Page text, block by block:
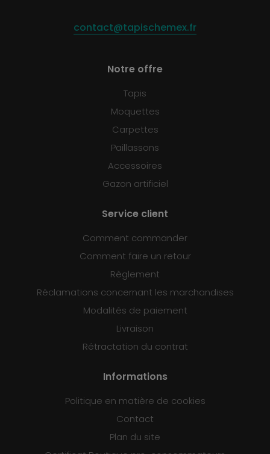
contact@tapischemex.fr
Notre offre
Tapis
Moquettes
Carpettes
Paillassons
Accessoires
Gazon artificiel
Service client
Comment commander
Comment faire un retour
Règlement
Réclamations concernant les marchandises
Modalités de paiement
Livraison
Rétractation du contrat
Informations
Politique en matière de cookies
Contact
Plan du site